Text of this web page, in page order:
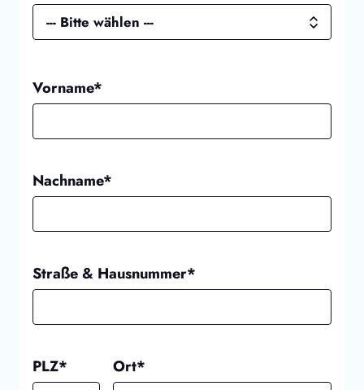
Vorname*
Nachname*
Straße & Hausnummer*
PLZ* Ort*